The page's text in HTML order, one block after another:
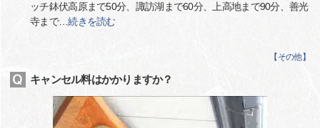
ッチ鉢伏高原まで50分、諏訪湖まで60分、上高地まで90分、善光
寺まで…続きを読む
【 その他】
キャンセル料はかかりますか？